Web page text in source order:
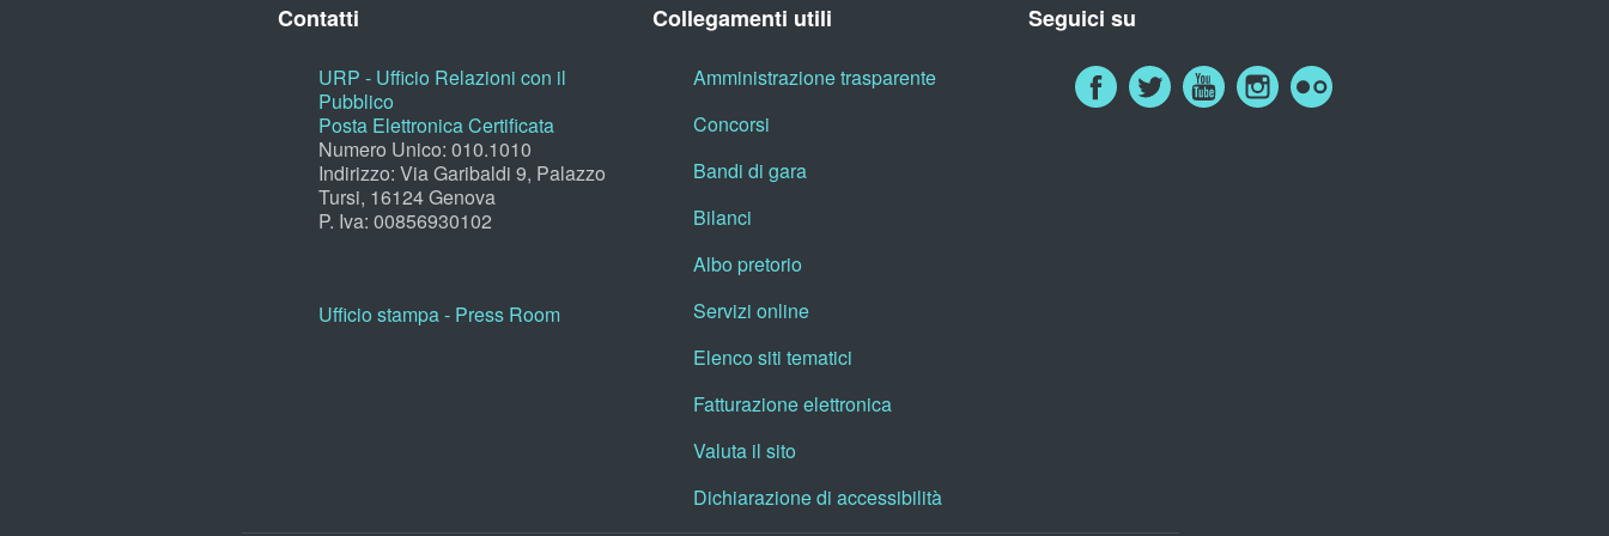
Contatti
URP - Ufficio Relazioni con il
Pubblico
Posta Elettronica Certificata
Numero Unico: 010.1010
Indirizzo: Via Garibaldi 9, Palazzo
Tursi, 16124 Genova
P. Iva: 00856930102
Ufficio stampa - Press Room
Collegamenti utili
Amministrazione trasparente
Concorsi
Bandi di gara
Bilanci
Albo pretorio
Servizi online
Elenco siti tematici
Fatturazione elettronica
Valuta il sito
Dichiarazione di accessibilità
Seguici su